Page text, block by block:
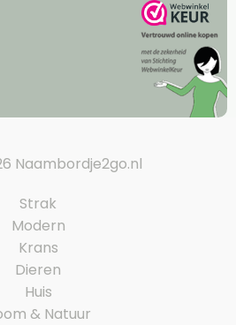
Naambordje2go.nl
Strak
Modern
Krans
Dieren
Huis
& Natuur